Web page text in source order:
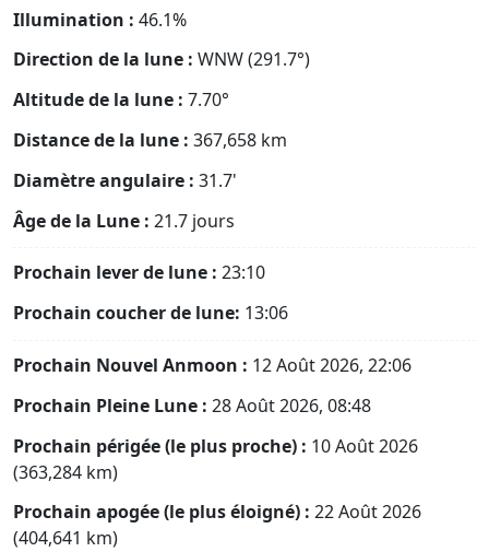
Illumination : 46.1%
Direction de la lune : WNW (291.7°)
Altitude de la lune : 7.70°
Distance de la lune : 367,658 km
Diamètre angulaire : 31.7'
Âge de la Lune : 21.7 jours
Prochain lever de lune : 23:10
Prochain coucher de lune: 13:06
Prochain Nouvel Anmoon : 12 Août 2026, 22:06
Prochain Pleine Lune : 28 Août 2026, 08:48
Prochain périgée (le plus proche) : 10 Août 2026
(363,284 km)
Prochain apogée (le plus éloigné) : 22 Août 2026
(404,641 km)